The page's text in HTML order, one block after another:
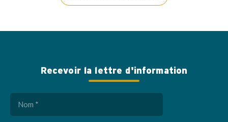
Recevoir la lettre d'information
Nom
(Nécessaire)